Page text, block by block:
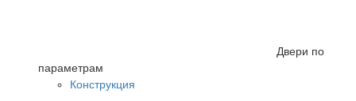
Двери по
параметрам
Конструкция